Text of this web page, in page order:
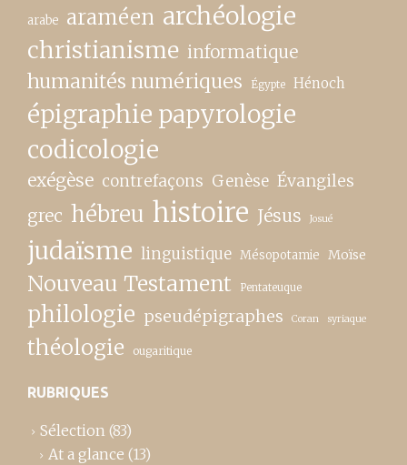
arabe araméen archéologie
christianisme informatique
humanités numériques Égypte Hénoch
épigraphie papyrologie
codicologie
exégèse contrefaçons Genèse Évangiles
grec hébreu histoire Jésus Josué
judaïsme linguistique Mésopotamie Moïse
Nouveau Testament Pentateuque
philologie pseudépigraphes Coran syriaque
théologie ougaritique
RUBRIQUES
Sélection (83)
At a glance (13)